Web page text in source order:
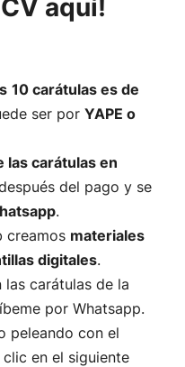
aquí!
10 carátulas es de
ser por YAPE o
las carátulas en
del pago y se
.
creamos materiales
digitales.
las carátulas de la
por Whatsapp.
peleando con el
en el siguiente